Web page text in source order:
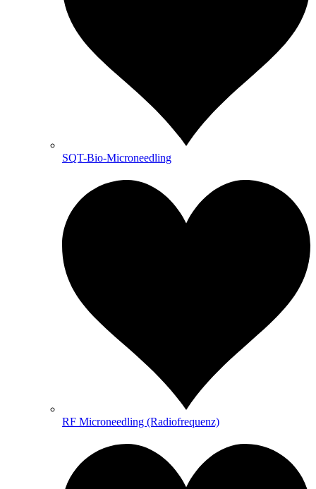
SQT-Bio-Microneedling
RF Microneedling (Radiofrequenz)